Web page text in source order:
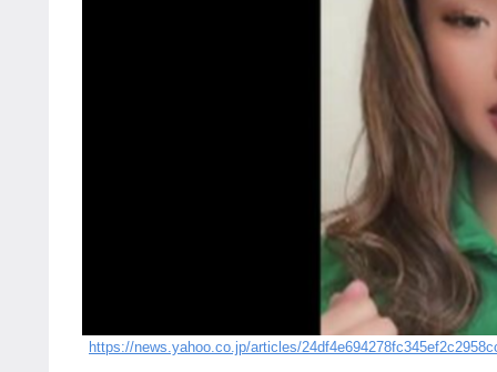
https://news.yahoo.co.jp/articles/